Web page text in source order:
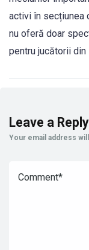
activi în secțiunea
nu oferă doar
pentru jucătorii din
Leave a Reply
Your email address